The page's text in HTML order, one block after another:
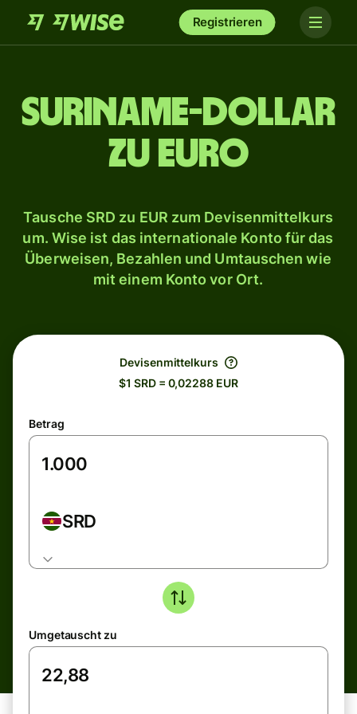
Registrieren
Suriname-Dollar
zu Euro
Tausche SRD zu EUR zum Devisenmittelkurs
um. Wise ist das internationale Konto für das
Überweisen, Bezahlen und Umtauschen wie
mit einem Konto vor Ort.
Devisenmittelkurs
$1 SRD = 0,02288 EUR
Betrag
SRD
Umgetauscht zu